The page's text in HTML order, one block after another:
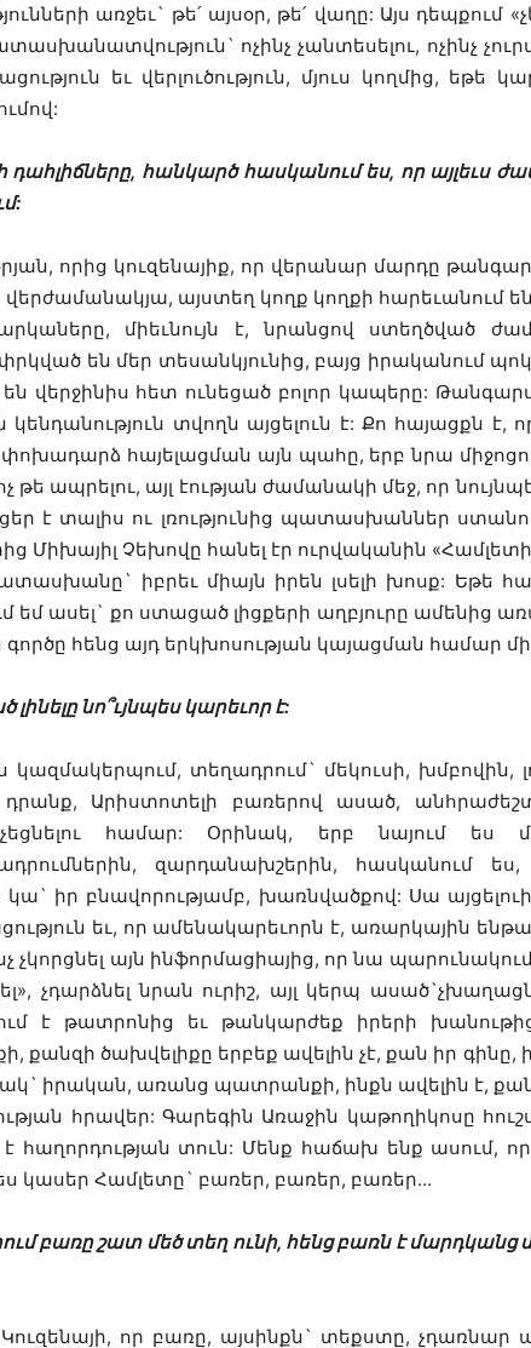
առջեւ` թե՛ այսօր, թե՛ վաղը: Այս դեպքում
ոչինչ չանտեսելու, ոչինչ
եւ վերլուծություն, մյուս կողմից, եթե
հանկարծ հասկանում ես, որ այլեւս
որից կուզենայիք, որ վերանար մարդը
այստեղ կողք կողքի հարեւանում
միեւնույն է, նրանցով ստեղծված
են մեր տեսանկյունից, բայց իրականում
են վերջինիս հետ ունեցած բոլոր կապերը:
տվողն այցելուն է: Քո հայացքն է,
փոխադարձ հայելացման այն պահը, երբ նրա
ապրելու, այլ էության ժամանակի մեջ, որ
է տալիս ու լռությունից պատասխաններ
Միխայիլ Չեխովը հանել էր ուրվականին
իբրեւ միայն իրեն լսելի խոսք: Եթե
ասել` քո ստացած լիցքերի աղբյուրը ամենից
հենց այդ երկխոսության կայացման համար
նո՞ւյնպես կարեւոր է:
տեղադրում` մեկուսի, խմբովին,
դրանք, Արիստոտելի բառերով ասած,
համար: Օրինակ, երբ նայում ես
զարդանախշերին, հասկանում
կա` իր բնավորությամբ, խառնվածքով: Սա
եւ, որ ամենակարեւորն է, առարկային
այն ինֆորմացիայից, որ նա
չդարձնել նրան ուրիշ, այլ կերպ
է թատրոնից եւ թանկարժեք իրերի
քանզի ծախվելիքը երբեք ավելին չէ, քան իր
իրական, առանց պատրանքի, ինքն ավելին է,
հրավեր: Գարեգին Առաջին կաթողիկոսը
տուն: Մենք հաճախ ենք ասում,
կասեր Համլետը` բառեր, բառեր, բառեր…
բառը շատ մեծ տեղ ունի, հենց բառն է
որ բառը, այսինքն` տեքստը, չդառնար